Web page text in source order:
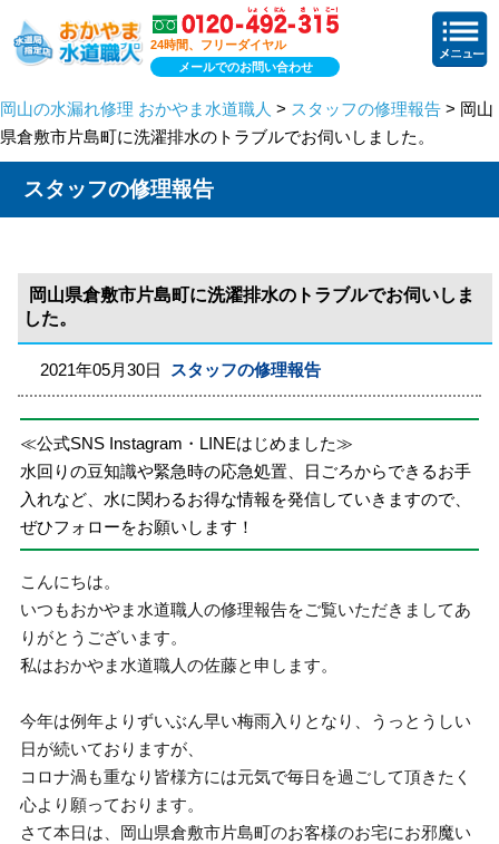
24時間、フリーダイヤル
メールでのお問い合わせ
岡山の水漏れ修理 おかやま水道職人 > スタッフの修理報告 > 岡山
県倉敷市片島町に洗濯排水のトラブルでお伺いしました。
スタッフの修理報告
岡山県倉敷市片島町に洗濯排水のトラブルでお伺いしま
した。
2021年05月30日 スタッフの修理報告
≪公式SNS Instagram・LINEはじめました≫
水回りの豆知識や緊急時の応急処置、日ごろからできるお手
入れなど、水に関わるお得な情報を発信していきますので、
ぜひフォローをお願いします！
こんにちは。
いつもおかやま水道職人の修理報告をご覧いただきましてあ
りがとうございます。
私はおかやま水道職人の佐藤と申します。
今年は例年よりずいぶん早い梅雨入りとなり、うっとうしい
日が続いておりますが、
コロナ渦も重なり皆様方には元気で毎日を過ごして頂きたく
心より願っております。
さて本日は、岡山県倉敷市片島町のお客様のお宅にお邪魔い